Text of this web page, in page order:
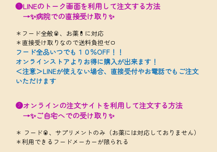
❶LINEのトーク画面を利用して注文する方法
→✨病院での直接受け取り✨
＊フード全般🥫、お薬💊に対応
＊直接受け取りなので送料負担ゼロ
フード全品いつでも１０％OFF！！
オンラインストアよりお得に購入が出来ます！
＜注意＞LINEが使えない場合、直接受付やお電話でもご注文
いただけます
❷オンラインの注文サイトを利用して注文する方法
→✨ご自宅へでの受け取り✨
＊ フード🥫、サプリメントのみ（お薬には対応しておりません）
＊利用できるフードメーカーが限られる